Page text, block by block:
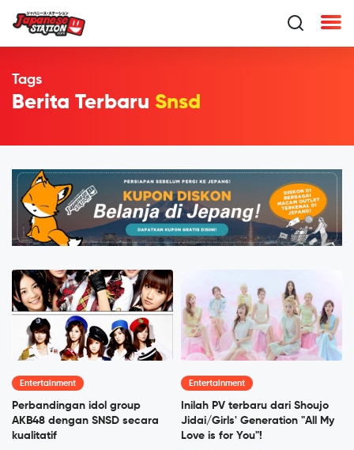
Tags
Berita Terbaru Snsd
Entertainment
Perbandingan idol group
AKB48 dengan SNSD secara
kualitatif
Entertainment
Inilah PV terbaru dari Shoujo
Jidai/Girls' Generation "All My
Love is for You"!